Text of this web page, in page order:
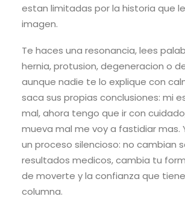
estan limitadas por la historia que
imagen.
Te haces una resonancia, lees
hernia, protusion, degeneracion o
aunque nadie te lo explique con
saca sus propias conclusiones: mi
mal, ahora tengo que ir con
mueva mal me voy a fastidiar mas.
un proceso silencioso: no cambian
resultados medicos, cambia tu
de moverte y la confianza que
columna.